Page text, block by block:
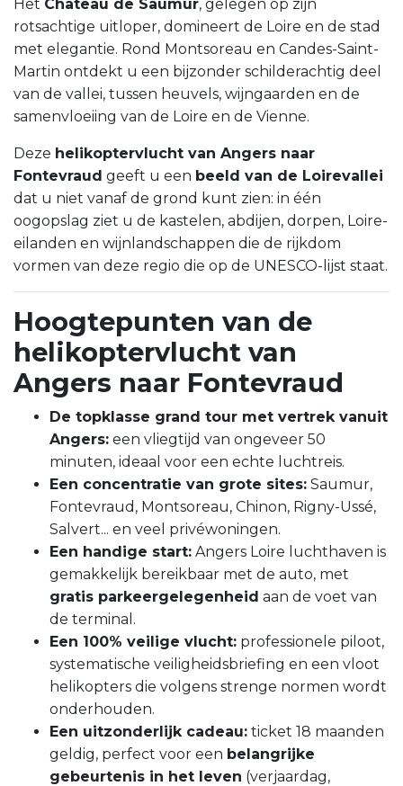
Het Château de Saumur, gelegen op zijn
rotsachtige uitloper, domineert de Loire en de stad
met elegantie. Rond Montsoreau en Candes-Saint-
Martin ontdekt u een bijzonder schilderachtig deel
van de vallei, tussen heuvels, wijngaarden en de
samenvloeiing van de Loire en de Vienne.
Deze helikoptervlucht van Angers naar
Fontevraud geeft u een beeld van de Loirevallei
dat u niet vanaf de grond kunt zien: in één
oogopslag ziet u de kastelen, abdijen, dorpen, Loire-
eilanden en wijnlandschappen die de rijkdom
vormen van deze regio die op de UNESCO-lijst staat.
Hoogtepunten van de
helikoptervlucht van
Angers naar Fontevraud
De topklasse grand tour met vertrek vanuit
Angers: een vliegtijd van ongeveer 50
minuten, ideaal voor een echte luchtreis.
Een concentratie van grote sites: Saumur,
Fontevraud, Montsoreau, Chinon, Rigny-Ussé,
Salvert... en veel privéwoningen.
Een handige start: Angers Loire luchthaven is
gemakkelijk bereikbaar met de auto, met
gratis parkeergelegenheid aan de voet van
de terminal.
Een 100% veilige vlucht: professionele piloot,
systematische veiligheidsbriefing en een vloot
helikopters die volgens strenge normen wordt
onderhouden.
Een uitzonderlijk cadeau: ticket 18 maanden
geldig, perfect voor een belangrijke
gebeurtenis in het leven (verjaardag,